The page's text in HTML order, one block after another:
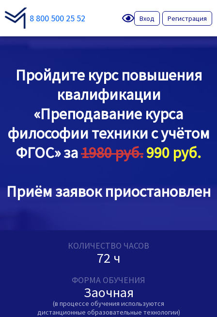
8 800 500 25 52 Вход Регистрация
Пройдите курс повышения
квалификации
«Преподавание курса
философии техники с учётом
ФГОС» за1980 руб.990 руб.
Приём заявок приостановлен
КОЛИЧЕСТВО ЧАСОВ
72 ч
ФОРМА ОБУЧЕНИЯ
Заочная
(в процессе обучения используются
дистанционные образовательные технологии)